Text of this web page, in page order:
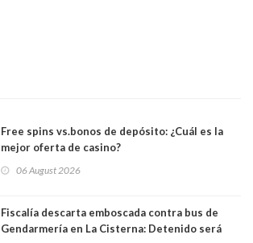
Free spins vs.bonos de depósito: ¿Cuál es la
mejor oferta de casino?
06 August 2026
Fiscalía descarta emboscada contra bus de
Gendarmería en La Cisterna: Detenido será